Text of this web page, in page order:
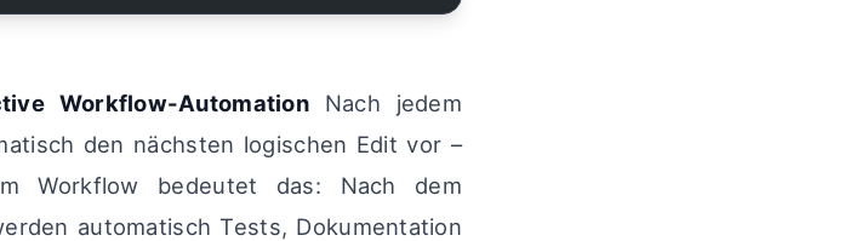
Workflow-AutomationNach jedem
den nächsten logischen Edit vor –
Workflow bedeutet das: Nach dem
automatisch Tests, Dokumentation